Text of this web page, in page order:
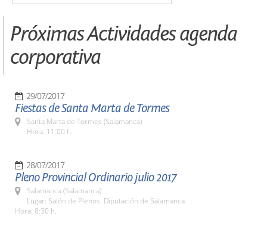
Próximas Actividades agenda
corporativa
29/07/2017
Fiestas de Santa Marta de Tormes
Santa Marta de Tormes (Salamanca)
Hora: 11:00 h.
28/07/2017
Pleno Provincial Ordinario julio 2017
Salamanca (Salamanca)
Lugar: Salón de Plenos. Diputación de Salamanca
Hora: 8:30 h.